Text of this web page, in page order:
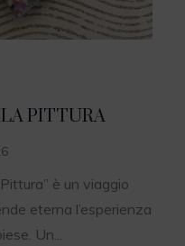
PITTURA
è un viaggio
eterna l’esperienza
Un...